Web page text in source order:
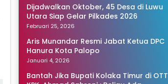
Dijadwalkan Oktober, 45 Desa di Luwu
Utara Siap Gelar Pilkades 2026
Februari 25, 2026
Aris Munandar Resmi Jabat Ketua DPC
Hanura Kota Palopo
Januari 4, 2026
Bantah Jika Bupati Kolaka Timur di OTT